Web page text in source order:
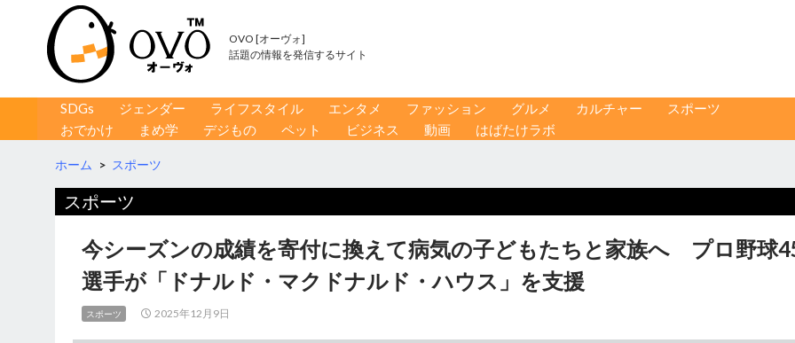
OVO [オーヴォ]
話題の情報を発信するサイト
コンテンツへ移動
SDGs ジェンダー ライフスタイル エンタメ ファッション グルメ カルチャー
スポーツ
おでかけ
まめ学 デジもの ペット ビジネス 動画 はばたけラボ
ホーム > スポーツ
スポーツ
今シーズンの成績を寄付に換えて病気の子どもたちと家族へ プロ野球
選手が「ドナルド・マクドナルド・ハウス」を支援
スポーツ 2025年12月9日